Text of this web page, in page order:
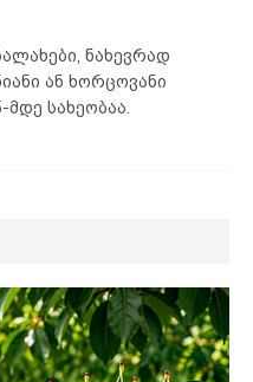
ნახევრად
ან ხორცოვანი
სახეობაა.